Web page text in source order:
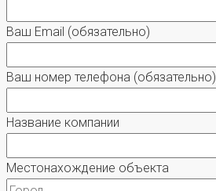
Ваш Email (обязательно)
Ваш номер телефона (обязательно)
Название компании
Местонахождение объекта